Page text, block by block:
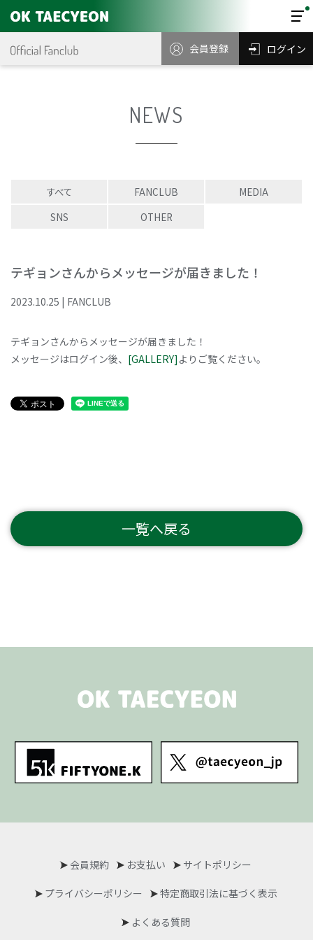
会員登録 ログイン
NEWS
すべて FANCLUB
MEDIA
SNS
OTHER
テギョンさんからメッセージが届きました！
2023.10.25 | FANCLUB
テギョンさんからメッセージが届きました！
メッセージはログイン後、 [GALLERY] よりご覧ください。
一覧へ戻る
会員規約 お支払い サイトポリシー
プライバシーポリシー 特定商取引法に基づく表示
よくある質問